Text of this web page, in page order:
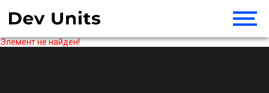
Элемент не найден!